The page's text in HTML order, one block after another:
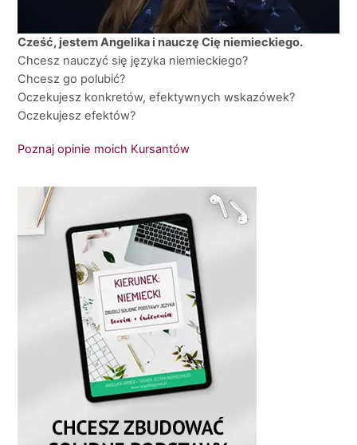
Cześć, jestem Angelika i nauczę Cię niemieckiego.
Chcesz nauczyć się języka niemieckiego?
Chcesz go polubić?
Oczekujesz konkretów, efektywnych wskazówek?
Oczekujesz efektów?
Poznaj opinie moich Kursantów